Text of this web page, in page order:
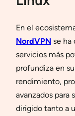
En el
NordVPN se ha
servicios más
profundiza en
rendimiento,
avanzados para
dirigido tanto a